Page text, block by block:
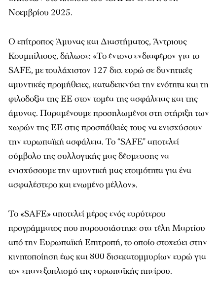
Νοεμβρίου 2025.
Ο επίτροπος Άμυνας και Διαστήματος, Άντριους
Κουμπίλιους, δήλωσε: «Το έντονο ενδιαφέρον για το
SAFE, με τουλάχιστον 127 δισ. ευρώ σε δυνητικές
αμυντικές προμήθειες, καταδεικνύει την ενότητα και τη
φιλοδοξία της ΕΕ στον τομέα της ασφάλειας και της
άμυνας. Παραμένουμε προσηλωμένοι στη στήριξη των
χωρών της ΕΕ στις προσπάθειές τους να ενισχύσουν
την ευρωπαϊκή ασφάλεια. Το “SAFE” αποτελεί
σύμβολο της συλλογικής μας δέσμευσης να
ενισχύσουμε την αμυντική μας ετοιμότητα για ένα
ασφαλέστερο και ενωμένο μέλλον».
Το «SAFE» αποτελεί μέρος ενός ευρύτερου
προγράμματος που παρουσιάστηκε στα τέλη Μαρτίου
από την Ευρωπαϊκή Επιτροπή, το οποίο στοχεύει στην
κινητοποίηση έως και 800 δισεκατομμυρίων ευρώ για
τον επανεξοπλισμό της ευρωπαϊκής ηπείρου.